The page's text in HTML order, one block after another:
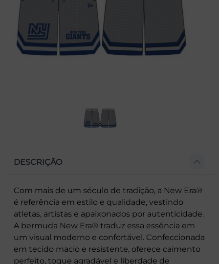
DESCRIÇÃO
Com mais de um século de tradição, a New Era®
é referência em estilo e qualidade, vestindo
atletas, artistas e apaixonados por autenticidade.
A bermuda New Era® traduz essa essência em
um visual moderno e confortável. Confeccionada
em tecido macio e resistente, oferece caimento
perfeito, toque agradável e liberdade de